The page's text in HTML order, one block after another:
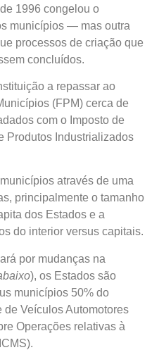
1996 congelou o
municípios — mas outra
processos de criação que
concluídos.
a repassar ao
(FPM) cerca de
com o Imposto de
Produtos Industrializados
através de uma
principalmente o tamanho
dos Estados e a
do interior versus capitais.
por mudanças na
), os Estados são
municípios 50% do
de Veículos Automotores
Operações relativas à